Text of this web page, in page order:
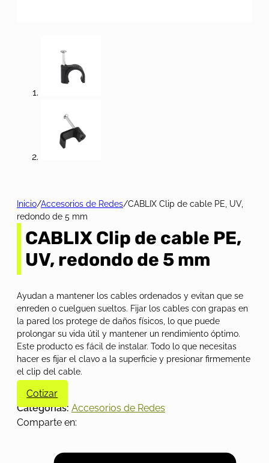
Inicio/Accesorios de Redes/CABLIX Clip de cable PE, UV,
redondo de 5 mm
CABLIX Clip de cable PE,
UV, redondo de 5 mm
Ayudan a mantener los cables ordenados y evitan que se
enreden o cuelguen sueltos. Fijar los cables con grapas en
la pared los protege de daños físicos, lo que puede
prolongar su vida útil y mantener un rendimiento óptimo.
Este producto es fácil de instalar. Todo lo que necesitas
hacer es fijar el clavo a la superficie y presionar firmemente
el clip del cable.
Cotizar
Categorías: Accesorios de Redes
Comparte en: